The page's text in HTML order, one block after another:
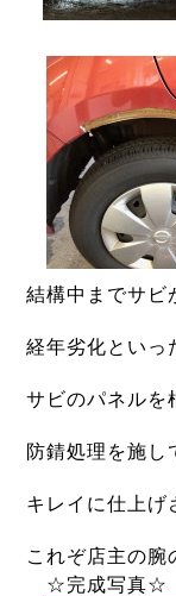
結構中までサビ
経年劣化といっ
サビのパネルを
防錆処理を施し
キレイに仕上げ
これぞ店主の
☆完成写真